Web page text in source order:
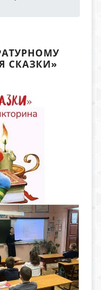
СКАЗКИ»